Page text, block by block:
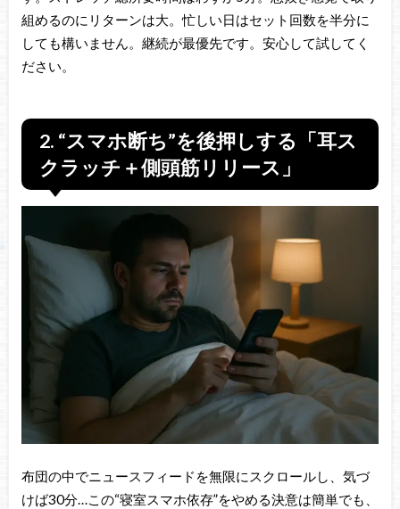
組めるのにリターンは大。忙しい日はセット回数を半分に
しても構いません。継続が最優先です。安心して試してく
ださい。
2. “スマホ断ち”を後押しする「耳ス
クラッチ＋側頭筋リリース」
布団の中でニュースフィードを無限にスクロールし、気づ
けば30分…この“寝室スマホ依存”をやめる決意は簡単でも、